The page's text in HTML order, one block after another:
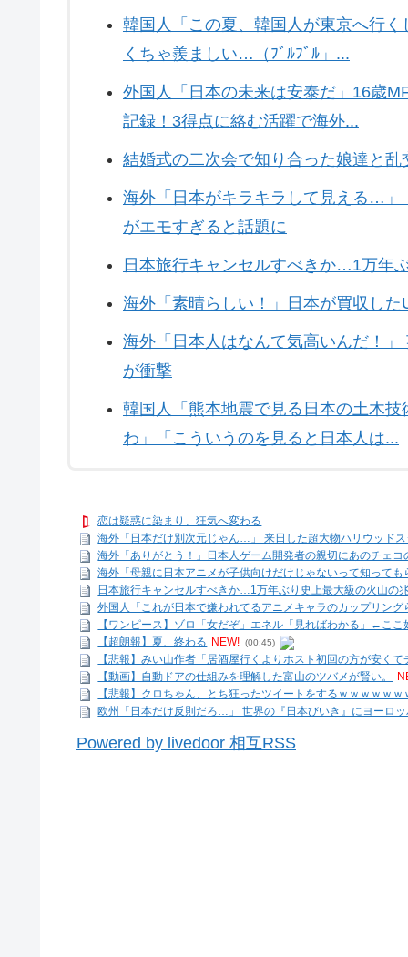
韓国人「この夏、韓国人が東京へ行
くちゃ羨ましい…（ﾌﾞﾙﾌﾞﾙ」...
外国人「日本の未来は安泰だ」16歳
記録！3得点に絡む活躍で海外...
結婚式の二次会で知り合った娘達と乱
海外「日本がキラキラして見える…」
がエモすぎると話題に
日本旅行キャンセルすべきか…1万年
海外「素晴らしい！」日本が買収し
海外「日本人はなんて気高いんだ！
が衝撃
韓国人「熊本地震で見る日本の土木
わ」「こういうのを見ると日本人は...
恋は疑惑に染まり、狂気へ変わる
海外「日本だけ別次元じゃん…」 来日した超大物ハリウッド
海外「ありがとう！」日本人ゲーム開発者の親切にあのチェコ
海外「母親に日本アニメが子供向けだけじゃないって知っても
日本旅行キャンセルすべきか…1万年ぶり史上最大級の火山の
外国人「これが日本で嫌われてるアニメキャラのカップリン
【ワンピース】ゾロ「女だぞ」エネル「見ればわかる」←こ
【超朗報】夏、終わる NEW! (00:45)
【悲報】みい山作者「居酒屋行くよりホスト初回の方が安く
【動画】自動ドアの仕組みを理解した富山のツバメが賢い。
【悲報】クロちゃん、とち狂ったツイートをするｗｗｗｗｗｗ
欧州「日本だけ反則だろ…」 世界の『日本びいき』にヨーロ
Powered by livedoor 相互RSS